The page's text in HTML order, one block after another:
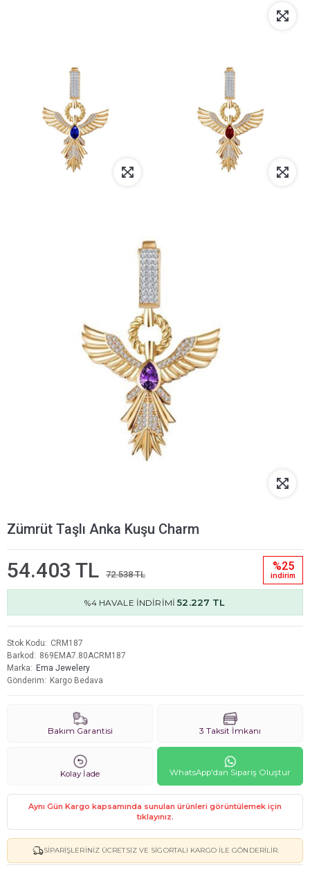
Zümrüt Taşlı Anka Kuşu Charm
54.403 TL 72.538 TL
%25
i̇ndi̇ri̇m
%4 HAVALE İNDİRİMİ52.227 TL
Stok Kodu
CRM187
Barkod
869EMA7.80ACRM187
Marka
Ema Jewelery
Gönderim
Kargo Bedava
Bakım Garantisi 3 Taksit İmkanı
Kolay İade WhatsApp'dan Sipariş Oluştur
Aynı Gün Kargo kapsamında sunulan ürünleri görüntülemek için
tıklayınız.
SIPARIŞLERINIZ ÜCRETSIZ VE SIGORTALI KARGO ILE GÖNDERILIR.